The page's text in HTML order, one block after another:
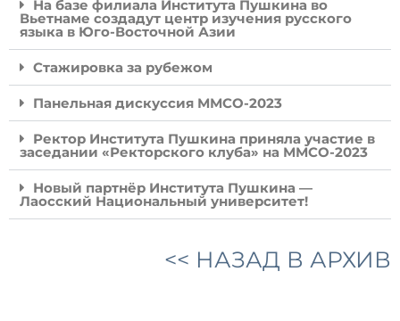
На базе филиала Института Пушкина во
Вьетнаме создадут центр изучения русского
языка в Юго-Восточной Азии
Стажировка за рубежом
Панельная дискуссия ММСО-2023
Ректор Института Пушкина приняла участие в
заседании «Ректорского клуба» на ММСО-2023
Новый партнёр Института Пушкина —
Лаосский Национальный университет!
<< НАЗАД В АРХИВ